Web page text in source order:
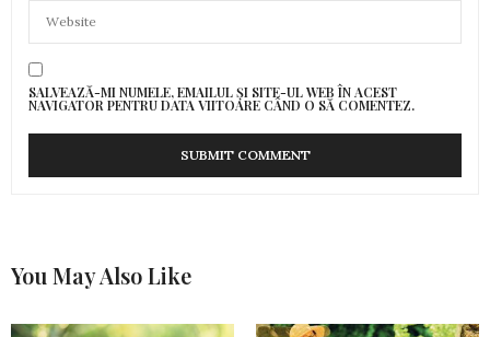
SALVEAZĂ-MI NUMELE, EMAILUL ȘI SITE-UL WEB ÎN ACEST
NAVIGATOR PENTRU DATA VIITOARE CÂND O SĂ COMENTEZ.
You May Also Like